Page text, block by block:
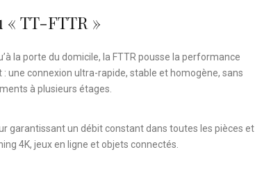
« TT-FTTR »
la porte du domicile, la FTTR pousse la performance
une connexion ultra-rapide, stable et homogène, sans
à plusieurs étages.
garantissant un débit constant dans toutes les pièces et
4K, jeux en ligne et objets connectés.